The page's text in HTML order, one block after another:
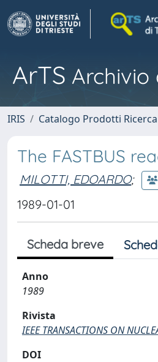
ArTS Archivio
IRIS Catalogo Prodotti Ricerca
The FASTBUS
MILOTTI, EDOARDO;
1989-01-01
Scheda breve
Anno
1989
Rivista
IEEE TRANSACTIONS ON
DOI